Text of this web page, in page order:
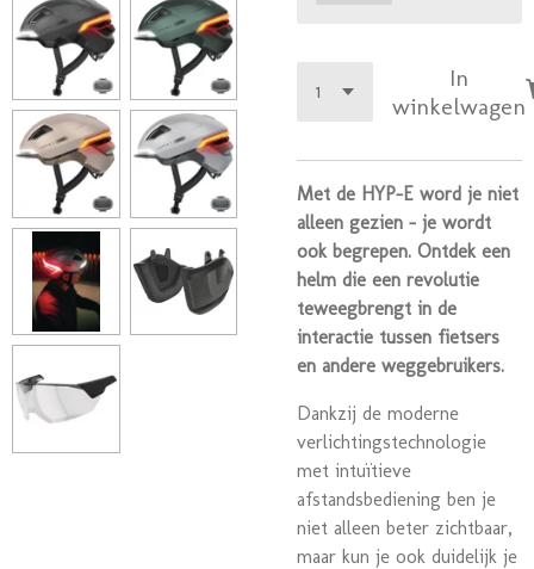
In
winkelwagen
Met de HYP-E word je niet
alleen gezien - je wordt
ook begrepen. Ontdek een
helm die een revolutie
teweegbrengt in de
interactie tussen fietsers
en andere weggebruikers.
Dankzij de moderne
verlichtingstechnologie
met intuïtieve
afstandsbediening ben je
niet alleen beter zichtbaar,
maar kun je ook duidelijk je